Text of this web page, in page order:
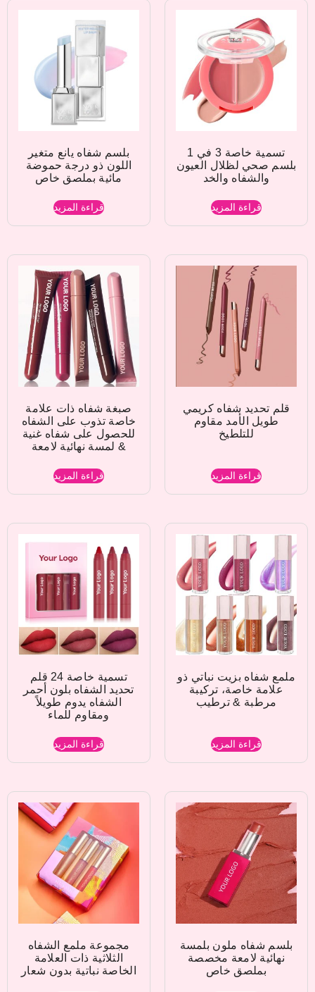
تسمية خاصة 3 في 1
بلسم صحي لظلال العيون
والشفاه والخد
قراءة المزيد
بلسم شفاه يانع متغير
اللون ذو درجة حموضة
مائية بملصق خاص
قراءة المزيد
قلم تحديد شفاه كريمي
طويل الأمد مقاوم
للتلطيخ
قراءة المزيد
صبغة شفاه ذات علامة
خاصة تذوب على الشفاه
للحصول على شفاه غنية
& لمسة نهائية لامعة
قراءة المزيد
ملمع شفاه بزيت نباتي ذو
علامة خاصة، تركيبة
مرطبة & ترطيب
قراءة المزيد
تسمية خاصة 24 قلم
تحديد الشفاه بلون أحمر
الشفاه يدوم طويلاً
ومقاوم للماء
قراءة المزيد
بلسم شفاه ملون بلمسة
نهائية لامعة مخصصة
بملصق خاص
مجموعة ملمع الشفاه
الثلاثية ذات العلامة
الخاصة نباتية بدون شعار